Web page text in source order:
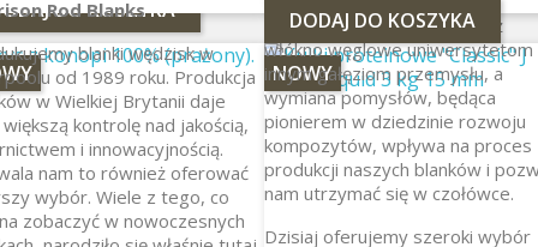
DO KOSZYKA
Harrisons dostarcza również
włókno węglowe uniwersytetom
innym gałęziom przemysłu, a
wymiana pomysłów, będąca
pionierem w dziedzinie rozwoju
kompozytów, wpływa na proces
produkcji naszych blanków i
nam utrzymać się w czołówce.
Dzisiaj oferujemy szeroki wybór
Rod Blanks
blanki wędzisk w
od 1989 roku. Produkcja
w Wielkiej Brytanii daje
kontrolę nad jakością,
i innowacyjnością.
nam to również oferować
wybór. Wiele z tego, co
zobaczyć w nowoczesnych
DODAJ DO KOSZYKA
NOWY